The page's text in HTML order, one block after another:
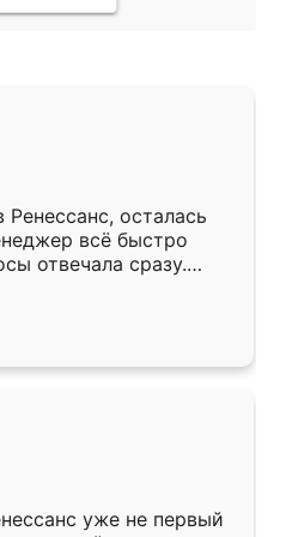
осталась
всё быстро
отвечала сразу.
подошёл к
Собрали
аккуратно, даже
уже не первый